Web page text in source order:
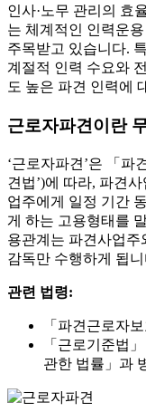
인사·노무 관리의 효
는 체계적인 인력운
주목받고 있습니다.
계절적 인력 수요와
도 높은 파견 인력에
근로자파견이란
‘근로자파견’은 「파
견법’)에 따라, 파견
업주에게 일정 기간
게 하는 고용형태를
용관계는 파견사업주
감독만 수행하게 됩니
관련 법령:
「파견근로자
「근로기준법
관한 법률」과